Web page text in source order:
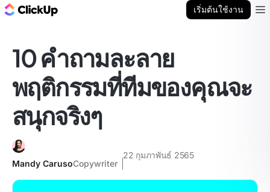
เริ่มต้นใช้งาน
10 คำถามละลาย
พฤติกรรมที่ทีมของคุณจะ
สนุกจริงๆ
Mandy CarusoCopywriter
22 กุมภาพันธ์ 2565